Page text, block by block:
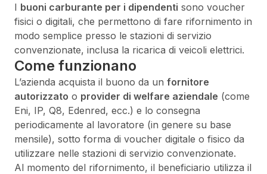
I buoni carburante per i dipendenti sono voucher
fisici o digitali, che permettono di fare rifornimento in
modo semplice presso le stazioni di servizio
convenzionate, inclusa la ricarica di veicoli elettrici.
Come funzionano
L’azienda acquista il buono da un fornitore
autorizzato o provider di welfare aziendale (come
Eni, IP, Q8, Edenred, ecc.) e lo consegna
periodicamente al lavoratore (in genere su base
mensile), sotto forma di voucher digitale o fisico da
utilizzare nelle stazioni di servizio convenzionate.
Al momento del rifornimento, il beneficiario utilizza il